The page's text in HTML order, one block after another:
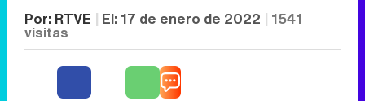
Por: RTVE El: 17 de enero de 2022 1541
visitas